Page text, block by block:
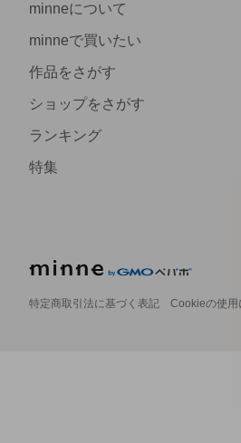
minneについて
minneで買いたい
作品をさがす
ショップをさがす
ランキング
特集
特定商取引法に基づく表記 Cookieの使用